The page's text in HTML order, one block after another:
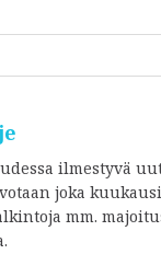
ilmestyvä
joka kuukausi
mm.